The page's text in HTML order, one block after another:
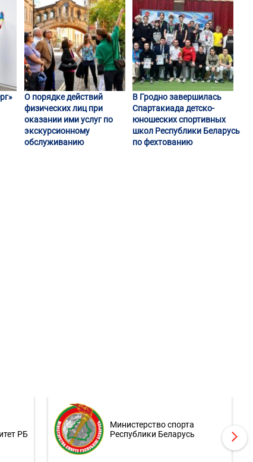
О порядке действий
физических лиц при
оказании ими услуг по
экскурсионному
обслуживанию
В Гродно завершилась
Спартакиада детско-
юношеских спортивных
школ Республики Беларусь
по фехтованию
РБ
Министерство спорта
Республики Беларусь